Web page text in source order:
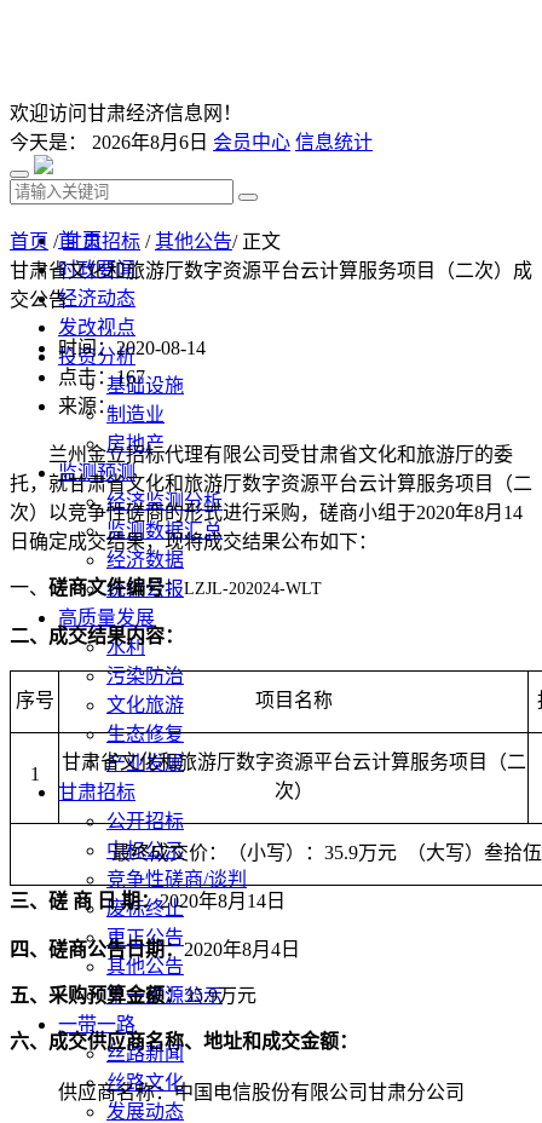
欢迎访问甘肃经济信息网！
今天是： 2026年8月6日 会员中心 信息统计
首 页
时政要闻
经济动态
发改视点
投资分析
基础设施
制造业
房地产
监测预测
经济监测分析
监测数据汇总
经济数据
统计公报
高质量发展
水利
污染防治
文化旅游
生态修复
产业发展
甘肃招标
公开招标
中标公示
竞争性磋商/谈判
废标终止
更正公告
其他公告
单一来源公示
一带一路
丝路新闻
丝路文化
发展动态
首页 /甘肃招标 /其他公告/ 正文
甘肃省文化和旅游厅数字资源平台云计算服务项目（二次）成
交公告
时间：2020-08-14
点击：167
来源：
兰州金立招标代理有限公司 受甘肃省文化和旅游厅的委
托，就甘肃省文化和旅游厅数字资源平台云计算服务项目（二
次）以竞争性磋商的形式进行采购，磋商小组于2020年8月 14
日 确定成交结果，现将成交结果公布如下：
一、 磋商文件编号：LZJL-202024-WLT
二、成交结果内容：
序号 项目名称
1
甘肃省文化和旅游厅数字资源平台云计算服务项目（二
次）
最终成交价：（小写）： 35.9万元 （大写） 叁拾
三、磋 商 日 期：2020年8月 14 日
四、磋商公告日期：2020年8月 4 日
五、采购预算金额：35.9万元
六、成交供应商名称、地址和成交金额：
供应商名称：中国电信股份有限公司甘肃分公司